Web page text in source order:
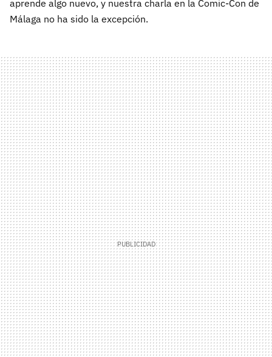
aprende algo nuevo, y nuestra charla en la Comic-Con de
Málaga no ha sido la excepción.